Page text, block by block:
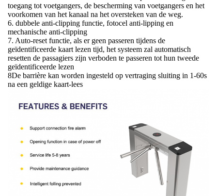
toegang tot voetgangers, de bescherming van voetgangers en het
voorkomen van het kanaal na het oversteken van de weg.
6. dubbele anti-clipping functie, fotocel anti-lipping en
mechanische anti-clipping
7. Auto-reset functie, als er geen passeren tijdens de
geïdentificeerde kaart lezen tijd, het systeem zal automatisch
resetten de passagiers zijn verboden te passeren tot hun tweede
geïdentificeerde lezen
8De barrière kan worden ingesteld op vertraging sluiting in 1-60s
na een geldige kaart-lees